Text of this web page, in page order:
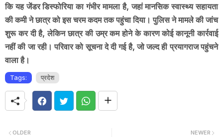
कि यह जेंडर डिस्फोरिया का गंभीर मामला है, जहां मानसिक स्वास्थ्य सहायता
की कमी ने छात्र को इस चरम कदम तक पहुंचा दिया। पुलिस ने मामले की जांच
शुरू कर दी है, लेकिन छात्र की उम्र कम होने के कारण कोई कानूनी कार्रवाई
नहीं की जा रही। परिवार को सूचना दे दी गई है, जो जल्द ही प्रयागराज पहुंचने
वाला है।
Tags: प्रदेश
NEWER
OLDER